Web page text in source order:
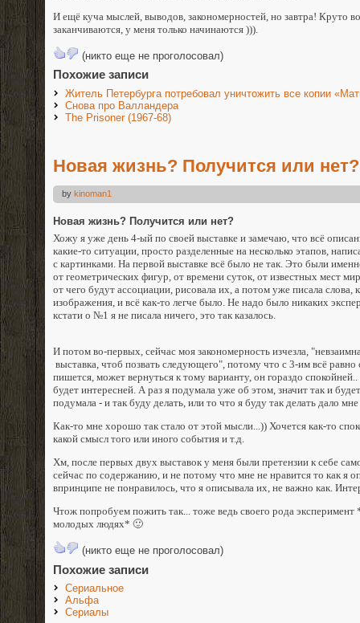
И ещё куча мыслей, выводов, закономерностей, но завтра! Круто
заканчиваются, у меня только начинаются ))).
(никто еще не проголосовал)
Похожие записи
Житель Петербурга потребовал уничтожить все копии
Снова про Валландера
The Prisoner (1967-68)
Новая жизнь? Получится или нет?
by kinoman1
Новая жизнь? Получится или нет?
Хожу я уже день 4-ый по своей выставке и замечаю, что всё
какие-то ситуации, просто разделенные на несколько этапов,
с картинками. На первой выставке всё было не так. Это были
от геометрических фигур, от времени суток, от известных мест
от чего будут ассоциации, рисовала их, а потом уже писала слова,
изображения, и всё как-то легче было. Не надо было никаких
кстати о №1 я не писала ничего, это так казалось.
И потом во-первых, сейчас моя закономерность изчезла,
выставка, чтоб позвать следующего", потому что с 3-им всё
пишется, может вернуться к тому варианту, он гораздо
будет интересней. А раз я подумала уже об этом, значит так и
подумала - и так буду делать, или то что я буду так делать дало
Как-то мне хорошо так стало от этой мысли...)) Хочется как-то
какой смысл того или иного события и т.д.
Хм, после первых двух выставок у меня были претензии к себе
сейчас по содержанию, и не потому что мне не нравится то как я
впринципе не понравилось, что я описывала их, не важно как.
Чтож попробуем пожить так... тоже ведь своего рода эксперимент
молодых людях* 🙂
(никто еще не проголосовал)
Похожие записи
Сериальное
Альфа
Сериалы